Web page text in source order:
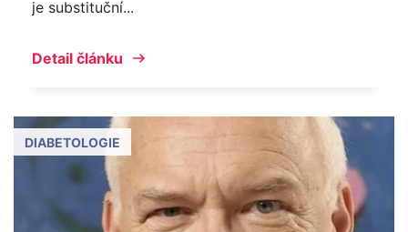
je substituční...
Detail článku
DIABETOLOGIE